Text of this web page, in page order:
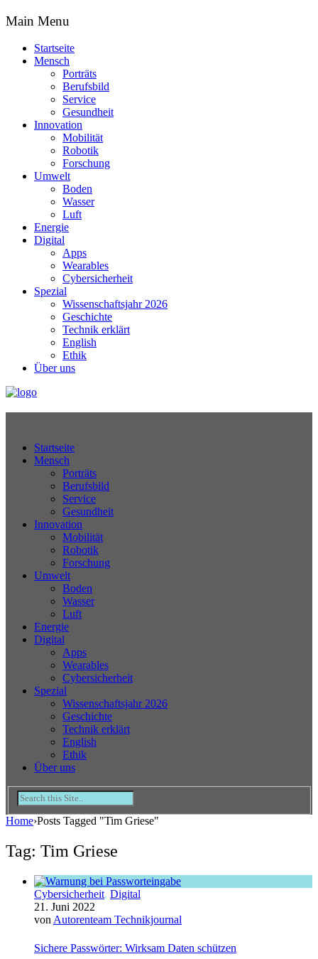
Main Menu
Startseite
Mensch
Porträts
Berufsbild
Service
Gesundheit
Innovation
Mobilität
Robotik
Forschung
Umwelt
Boden
Wasser
Luft
Energie
Digital
Apps
Wearables
Cybersicherheit
Spezial
Wissenschaftsjahr 2026
Geschichte
Technik erklärt
English
Ethik
Über uns
Startseite
Mensch
Porträts
Berufsbild
Service
Gesundheit
Innovation
Mobilität
Robotik
Forschung
Umwelt
Boden
Wasser
Luft
Energie
Digital
Apps
Wearables
Cybersicherheit
Spezial
Wissenschaftsjahr 2026
Geschichte
Technik erklärt
English
Ethik
Über uns
Home›Posts Tagged "Tim Griese"
Tag: Tim Griese
Cybersicherheit, Digital
21. Juni 2022
von Autorenteam Technikjournal
Sichere Passwörter: Wirksam Daten schützen